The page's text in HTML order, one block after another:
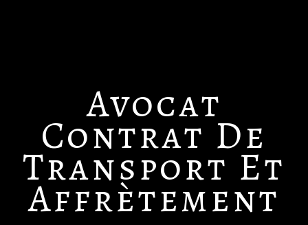
Avocat
Contrat De
Transport Et
Affrètement